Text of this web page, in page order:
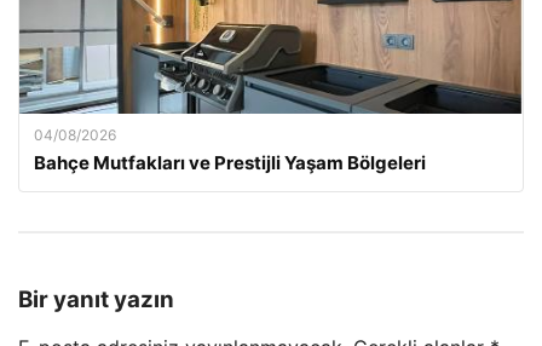
04/08/2026
Bahçe Mutfakları ve Prestijli Yaşam Bölgeleri
Bir yanıt yazın